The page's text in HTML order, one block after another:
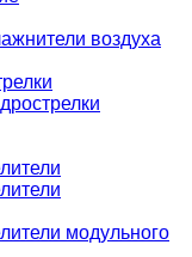
воздуха
модульного